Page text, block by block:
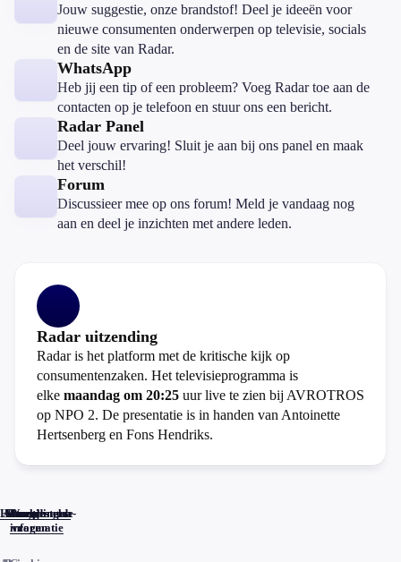
Jouw suggestie, onze brandstof! Deel je ideeën voor
nieuwe consumenten onderwerpen op televisie, socials
en de site van Radar.
WhatsApp
Heb jij een tip of een probleem? Voeg Radar toe aan de
contacten op je telefoon en stuur ons een bericht.
Radar Panel
Deel jouw ervaring! Sluit je aan bij ons panel en maak
het verschil!
Forum
Discussieer mee op ons forum! Meld je vandaag nog
aan en deel je inzichten met andere leden.
Radar uitzending
Radar is het platform met de kritische kijk op
consumentenzaken. Het televisieprogramma is
elke maandag om 20:25 uur live te zien bij AVROTROS
op NPO 2. De presentatie is in handen van Antoinette
Hertsenberg en Fons Hendriks.
Home
Actueel
Uitzendingen
Reacties
Programma-
informatie
Veelgestelde
vragen